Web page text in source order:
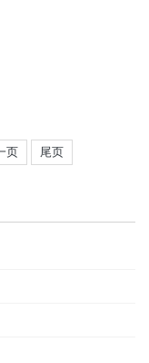
页 尾页